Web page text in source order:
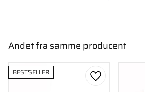
Andet fra samme producent
BESTSELLER
Gem som